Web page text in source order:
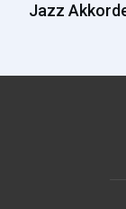
Jazz